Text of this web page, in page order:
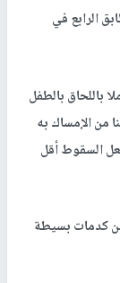
الرابع في
باللحاق بالطفل
من الإمساك به
السقوط أقل
كدمات بسيطة